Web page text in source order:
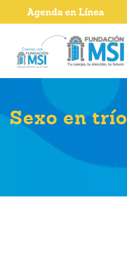
Sexo en trío
Agenda en Línea